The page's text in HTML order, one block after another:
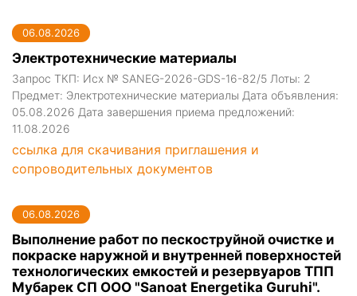
06.08.2026
Электротехнические материалы
Запрос ТКП: Исх № SANEG-2026-GDS-16-82/5 Лоты: 2
Предмет: Электротехнические материалы Дата объявления:
05.08.2026 Дата завершения приема предложений:
11.08.2026
ссылка для скачивания приглашения и
сопроводительных документов
06.08.2026
Выполнение работ по пескоструйной очистке и
покраске наружной и внутренней поверхностей
технологических емкостей и резервуаров ТПП
Мубарек СП ООО "Sanoat Energetika Guruhi".